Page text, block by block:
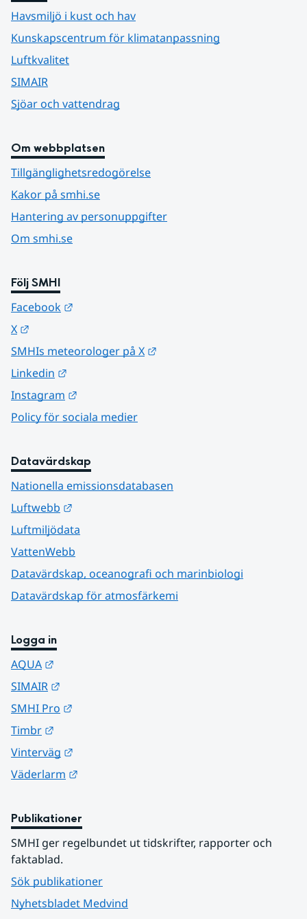
Havsmiljö i kust och hav
Kunskapscentrum för klimatanpassning
Luftkvalitet
SIMAIR
Sjöar och vattendrag
Om webbplatsen
Tillgänglighetsredogörelse
Kakor på smhi.se
Hantering av personuppgifter
Om smhi.se
Följ SMHI
Facebook
X
SMHIs meteorologer på X
Linkedin
Instagram
Policy för sociala medier
Datavärdskap
Nationella emissionsdatabasen
Luftwebb
Luftmiljödata
VattenWebb
Datavärdskap, oceanografi och marinbiologi
Datavärdskap för atmosfärkemi
Logga in
AQUA
SIMAIR
SMHI Pro
Timbr
Vinterväg
Väderlarm
Publikationer
SMHI ger regelbundet ut tidskrifter, rapporter och
faktablad.
Sök publikationer
Nyhetsbladet Medvind